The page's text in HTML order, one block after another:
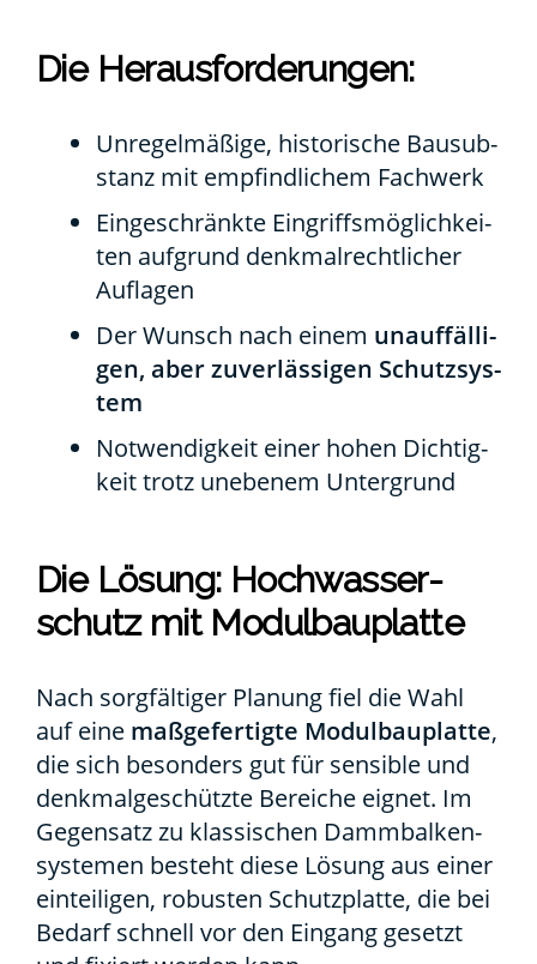
Die Her­aus­for­de­run­gen:
Unre­gel­mä­ßi­ge, his­to­ri­sche Bau­sub­
stanz mit emp­find­li­chem Fach­werk
Ein­ge­schränk­te Ein­griffs­mög­lich­kei­
ten auf­grund denk­mal­recht­li­cher
Auf­la­gen
Der Wunsch nach einem unauf­fäl­li­
gen, aber zuver­läs­si­gen Schutz­sys­
tem
Not­wen­dig­keit einer hohen Dich­tig­
keit trotz unebe­nem Unter­grund
Die Lösung: Hoch­was­ser­
schutz mit Modul­bau­plat­te
Nach sorg­fäl­ti­ger Pla­nung fiel die Wahl
auf eine maß­ge­fer­tig­te Modul­bau­plat­te,
die sich beson­ders gut für sen­si­ble und
denk­mal­ge­schütz­te Berei­che eig­net. Im
Gegen­satz zu klas­si­schen Damm­bal­ken­
sys­te­men besteht die­se Lösung aus einer
ein­tei­li­gen, robus­ten Schutz­plat­te, die bei
Bedarf schnell vor den Ein­gang gesetzt